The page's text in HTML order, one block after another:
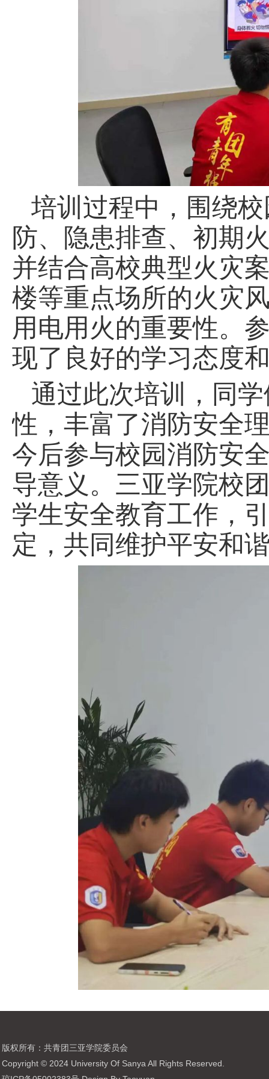
培训过程中，围绕
防、隐患排查、初期
并结合高校典型火灾
楼等重点场所的火灾
用电用火的重要性。
现了良好的学习态度
通过此次培训，同
性，丰富了消防安全
今后参与校园消防安
导意义。三亚学院校
学生安全教育工作，
定，共同维护平安和
版权所有：共青团三亚学院委员会
Copyright © 2024 University Of Sanya All Rights Reserved.